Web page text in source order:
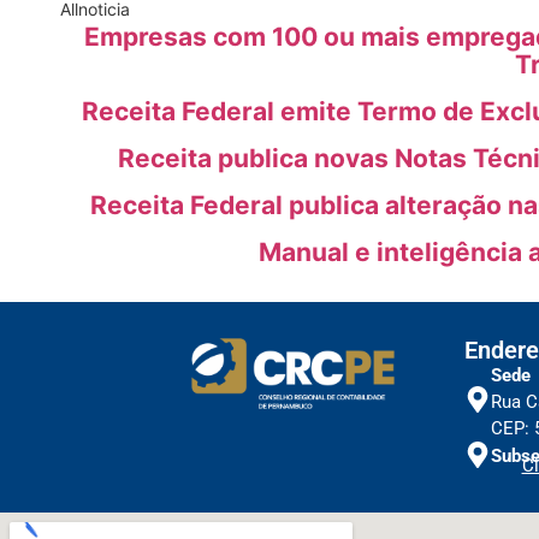
Allnoticia
Empresas com 100 ou mais
Receita Federal emite Termo de
Receita publica novas Notas
Receita Federal publica alteração
Manual e inteligência
Sede
Rua
CEP: